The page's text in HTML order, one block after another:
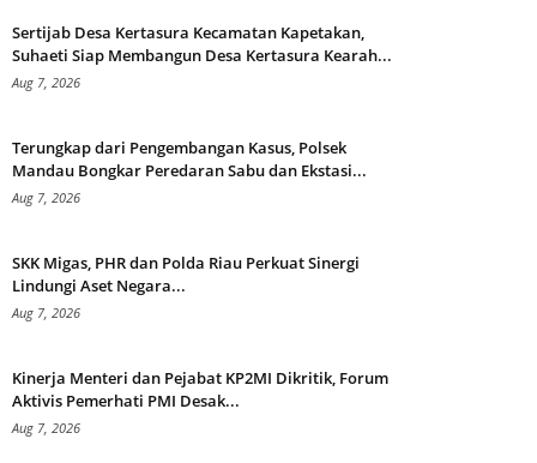
Sertijab Desa Kertasura Kecamatan Kapetakan,
Suhaeti Siap Membangun Desa Kertasura Kearah...
Aug 7, 2026
Terungkap dari Pengembangan Kasus, Polsek
Mandau Bongkar Peredaran Sabu dan Ekstasi...
Aug 7, 2026
SKK Migas, PHR dan Polda Riau Perkuat Sinergi
Lindungi Aset Negara...
Aug 7, 2026
Kinerja Menteri dan Pejabat KP2MI Dikritik, Forum
Aktivis Pemerhati PMI Desak...
Aug 7, 2026